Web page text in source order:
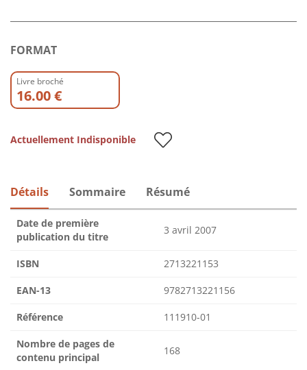
FORMAT
Livre broché
16.00 €
Actuellement Indisponible
Détails Sommaire Résumé
Date de première
publication du titre
3 avril 2007
ISBN 2713221153
EAN-13 9782713221156
Référence 111910-01
Nombre de pages de
contenu principal
168